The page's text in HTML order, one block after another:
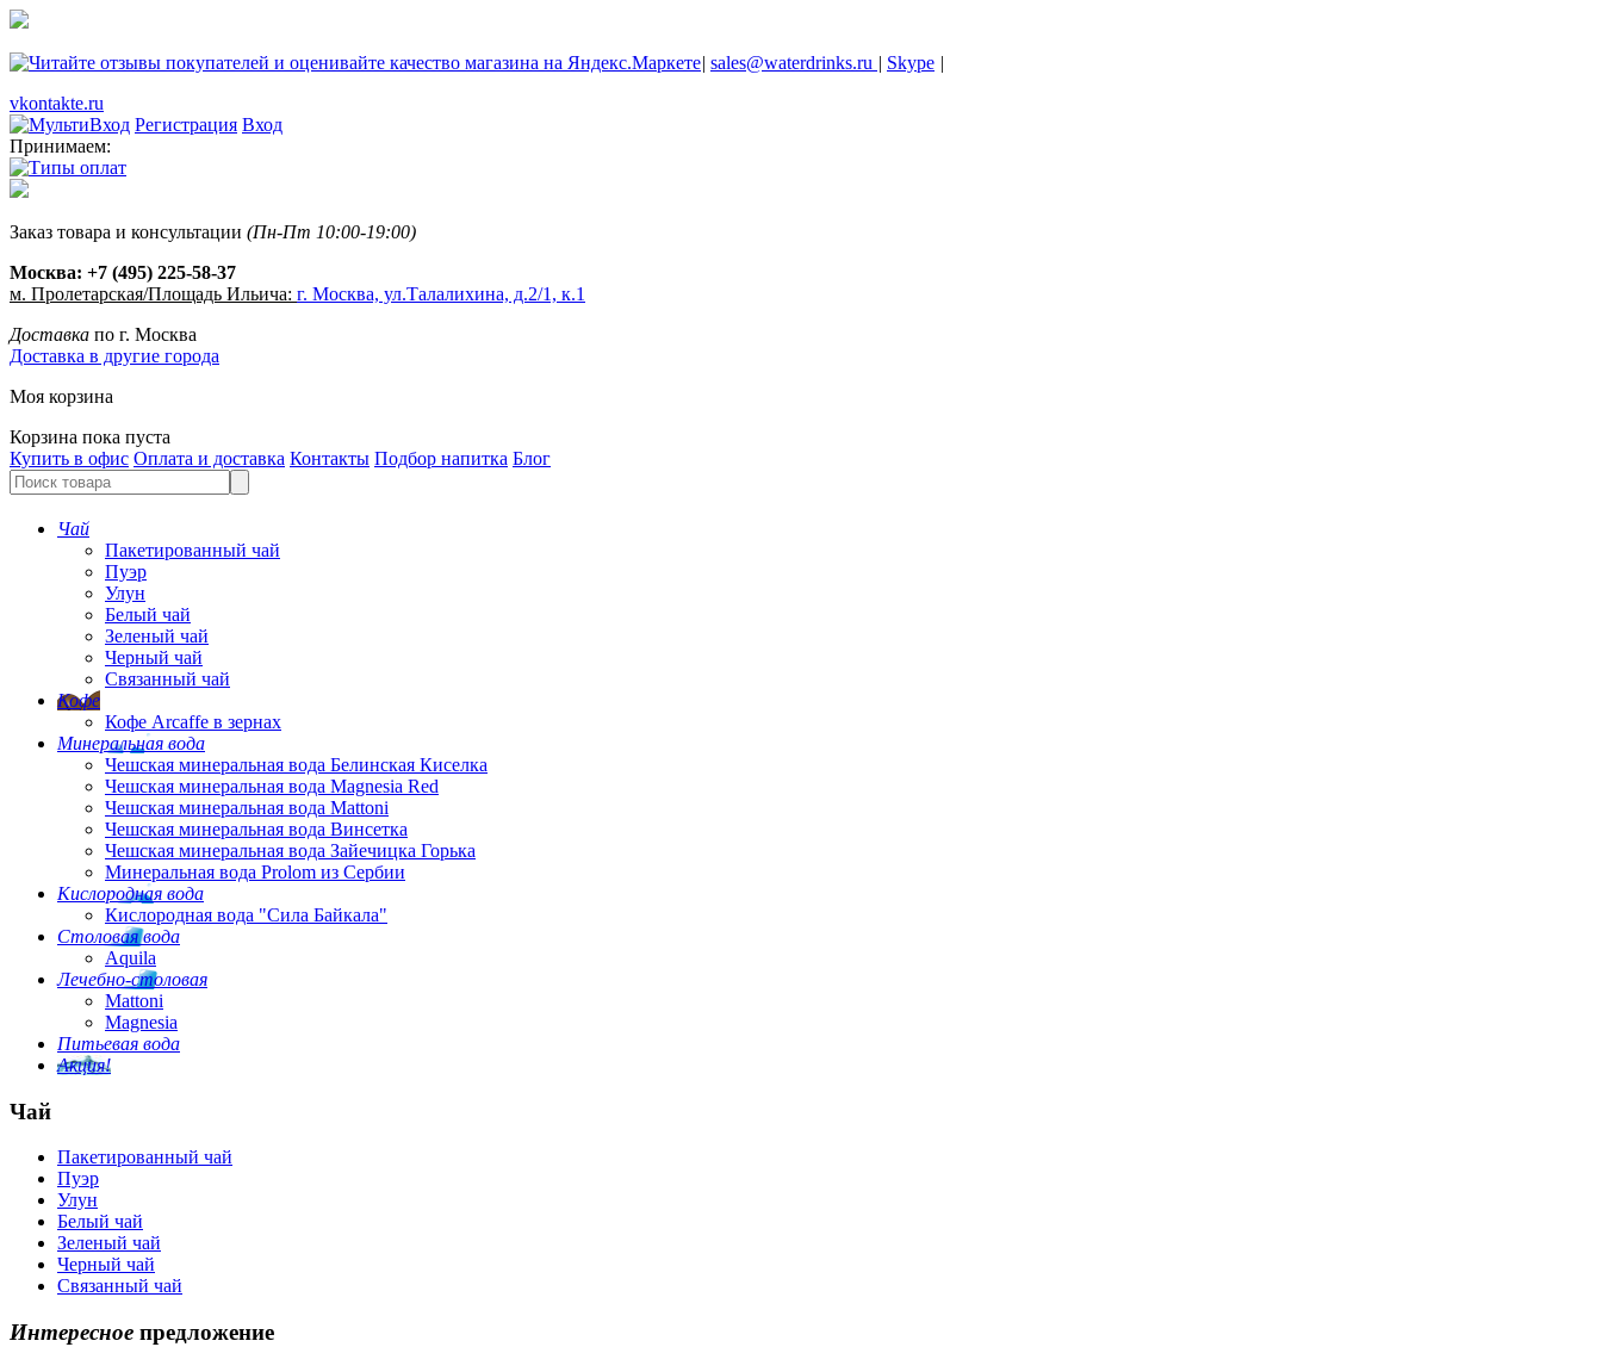
| sales@waterdrinks.ru | Skype |
vkontakte.ru
Регистрация Вход
Принимаем:
Заказ товара и консультации (Пн-Пт 10:00-19:00)
Москва: +7 (495) 225-58-37
м. Пролетарская/Площадь Ильича: г. Москва, ул.Талалихина, д.2/1, к.1
Доставка по г. Москва
Доставка в другие города
Моя корзина
Корзина пока пуста
Купить в офис Оплата и доставка Контакты Подбор напитка Блог
Чай
Пакетированный чай
Пуэр
Улун
Белый чай
Зеленый чай
Черный чай
Связанный чай
Кофе
Кофе Arcaffe в зернах
Минеральная вода
Чешская минеральная вода Белинская Киселка
Чешская минеральная вода Magnesia Red
Чешская минеральная вода Mattoni
Чешская минеральная вода Винсетка
Чешская минеральная вода Зайечицка Горька
Минеральная вода Prolom из Сербии
Кислородная вода
Кислородная вода "Сила Байкала"
Столовая вода
Aquila
Лечебно-столовая
Mattoni
Magnesia
Питьевая вода
Акция!
Чай
Пакетированный чай
Пуэр
Улун
Белый чай
Зеленый чай
Черный чай
Связанный чай
Интересное предложение